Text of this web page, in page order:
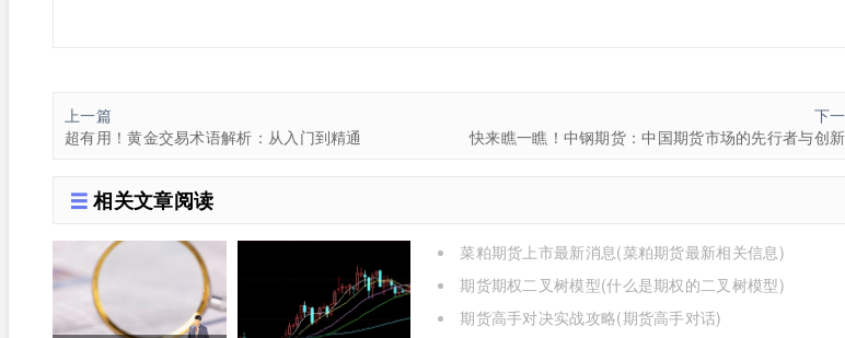
上一篇
超有用！黄金交易术语解析：从入门到精通
下
快来瞧一瞧！中钢期货：中国期货市场的先行者与创
相关文章阅读
菜粕期货上市最新消息(菜粕期货最新相关信息)
期货期权二叉树模型(什么是期权的二叉树模型)
期货高手对决实战攻略(期货高手对话)